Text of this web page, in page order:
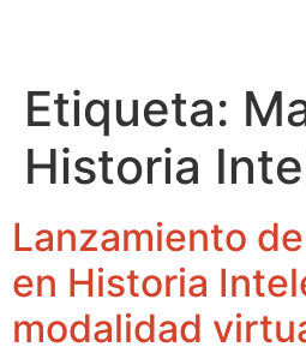
Etiqueta:
Historia
Lanzamiento
en Historia
modalidad